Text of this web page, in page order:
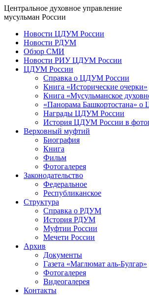
Центральное духовное управление
мусульман России
Новости ЦДУМ России
Новости РДУМ
Обзор СМИ
Новости РИУ ЦДУМ России
ЦДУМ России
Справка о ЦДУМ России
Книга «Исторические очерки»
Книга «Мусульманское
«Панорама Башкортостана»
Награды ЦДУМ России
История ЦДУМ России в
Верховный муфтий
Биография
Книга
Фильм
Фотогалерея
Законодательство
Федеральное
Республиканское
Структура
Справка о РДУМ
История РДУМ
Муфтии России
Мечети России
Архив
Документы
Газета «Маглюмат аль-Булгар»
Фотогалерея
Видеогалерея
Контакты